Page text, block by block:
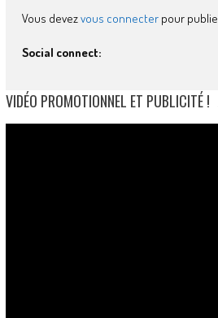
Vous devezvous connecterpour
Social connect:
VIDÉO PROMOTIONNEL ET PUBLICITÉ !